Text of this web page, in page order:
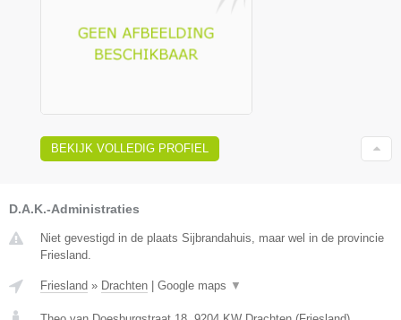
BEKIJK VOLLEDIG PROFIEL
D.A.K.-Administraties
Niet gevestigd in de plaats Sijbrandahuis, maar wel in de provincie
Friesland.
Friesland » Drachten Google maps ▼